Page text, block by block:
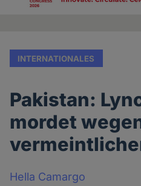
INTERNATIONALES
Pakistan:
mordet
Hella Camargo